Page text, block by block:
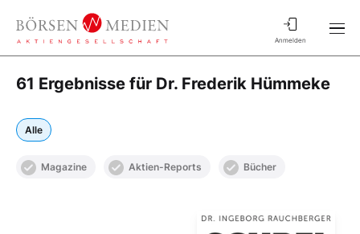
Anmelden
61 Ergebnisse für Dr. Frederik Hümmeke
Alle
Magazine Aktien-Reports Bücher